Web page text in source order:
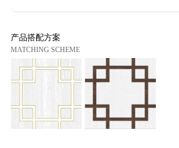
产品搭配方案
MATCHING SCHEME